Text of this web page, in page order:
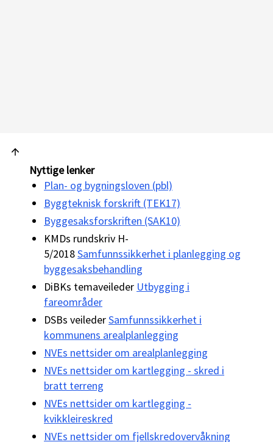
Nyttige lenker
Plan- og bygningsloven (pbl)
Byggteknisk forskrift (TEK17)
Byggesaksforskriften (SAK10)
KMDs rundskriv H-
5/2018Samfunnssikkerhet i planlegging og
byggesaksbehandling
DiBKs temaveileder Utbygging i
fareområder
DSBs veilederSamfunnssikkerhet i
kommunens arealplanlegging
NVEs nettsider om arealplanlegging
NVEs nettsider om kartlegging - skred i
bratt terreng
NVEs nettsider om kartlegging -
kvikkleireskred
NVEs nettsider om fjellskredovervåkning